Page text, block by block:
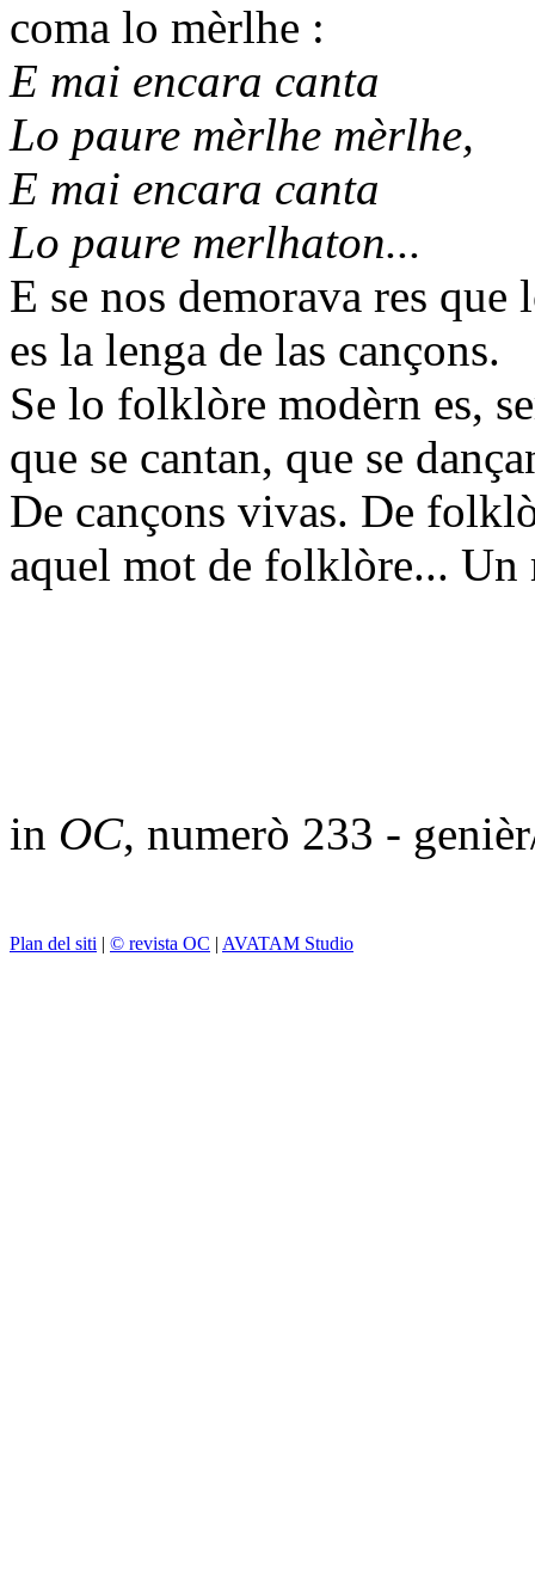
coma lo mèrlhe :
E mai encara canta
Lo paure mèrlhe mèrlhe,
E mai encara canta
Lo paure merlhaton...
E se nos demorava res que
es la lenga de las cançons.
Se lo folklòre modèrn es,
que se cantan, que se
De cançons vivas. De
aquel mot de folklòre... Un
in OC, numerò 233 -
Plan del siti | © revista OC | AVATAM Studio